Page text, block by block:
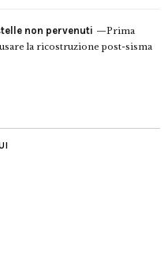
non pervenuti
Prima
la ricostruzione post-sisma